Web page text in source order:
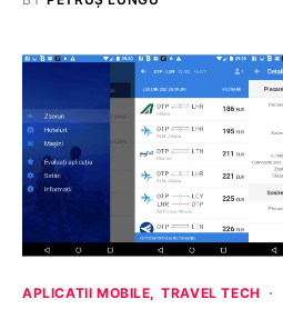
APLICATII MOBILE TRAVEL TECH